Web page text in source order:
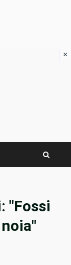
"Fossi
×